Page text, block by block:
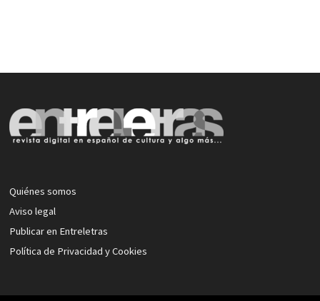
Quiénes somos
Aviso legal
Publicar en Entreletras
Política de Privacidad y Cookies